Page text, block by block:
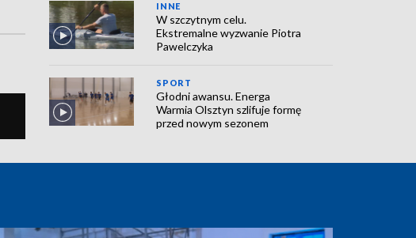
INNE
W szczytnym celu.
Ekstremalne wyzwanie Piotra
Pawelczyka
SPORT
Głodni awansu. Energa
Warmia Olsztyn szlifuje formę
przed nowym sezonem